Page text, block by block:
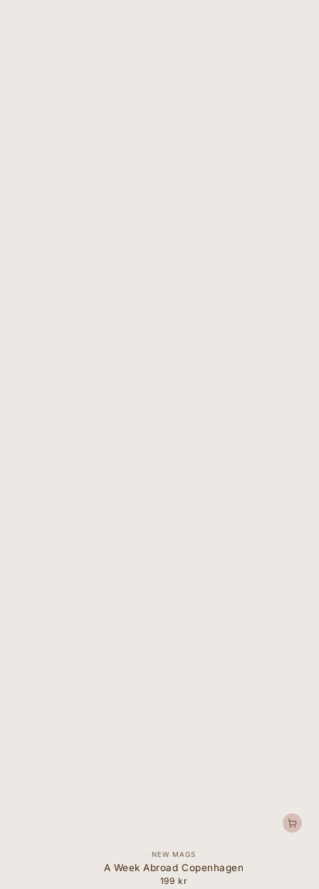
Forhandler:
NEW MAGS
A Week Abroad Copenhagen
Normal
199 kr